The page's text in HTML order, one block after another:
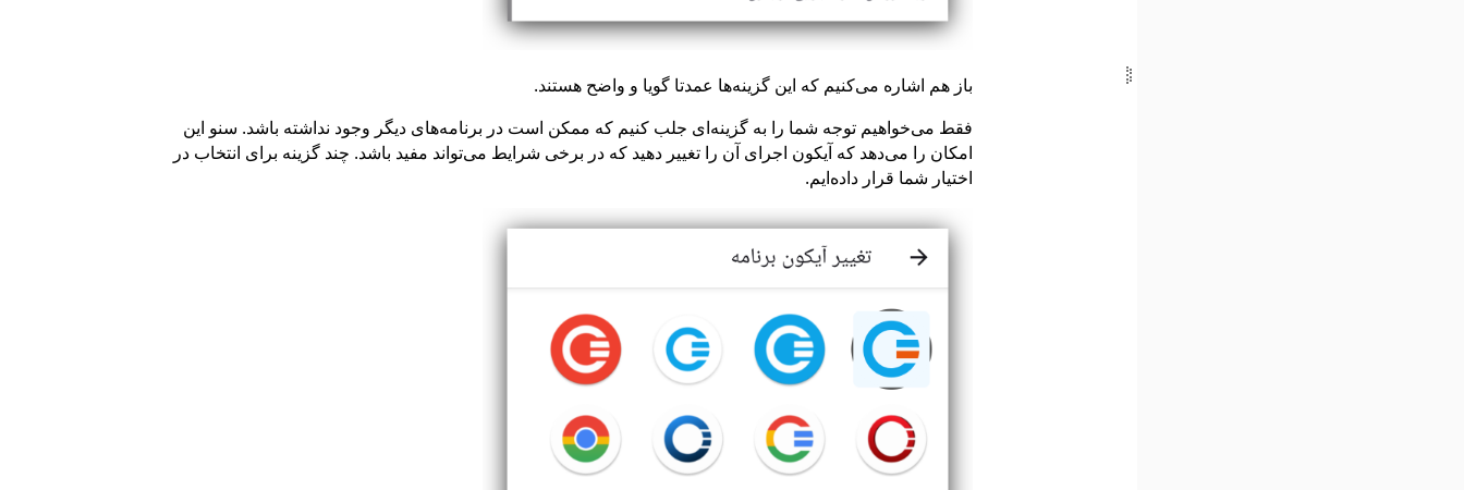
باز هم اشاره می‌کنیم که این گزینه‌ها عمدتا گویا و واضح هستند.
فقط می‌خواهیم توجه شما را به گزینه‌ای جلب کنیم که ممکن است در برنامه‌های دیگر وجود نداشته باشد. سنو این
امکان را می‌دهد که آیکون اجرای آن را تغییر دهید که در برخی شرایط می‌تواند مفید باشد. چند گزینه برای انتخاب در
اختیار شما قرار داده‌ایم.